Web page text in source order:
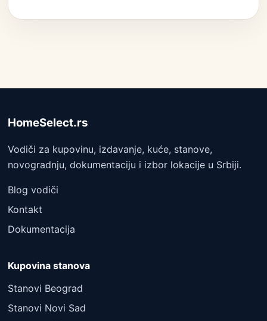
HomeSelect.rs
Vodiči za kupovinu, izdavanje, kuće, stanove,
novogradnju, dokumentaciju i izbor lokacije u Srbiji.
Blog vodiči
Kontakt
Dokumentacija
Kupovina stanova
Stanovi Beograd
Stanovi Novi Sad